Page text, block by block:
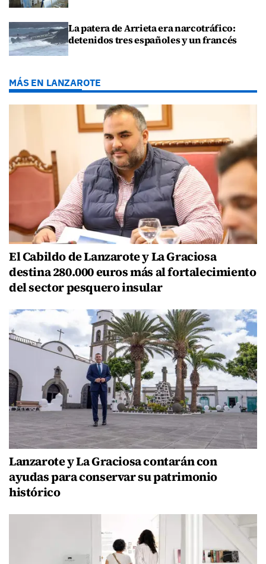
La patera de Arrieta era narcotráfico:
detenidos tres españoles y un francés
MÁS EN LANZAROTE
El Cabildo de Lanzarote y La Graciosa
destina 280.000 euros más al fortalecimiento
del sector pesquero insular
Lanzarote y La Graciosa contarán con
ayudas para conservar su patrimonio
histórico